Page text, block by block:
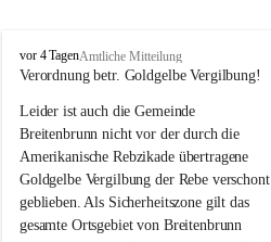
B
r
i
t
e
n
b
r
u
vor 4 TagenAmtliche Mitteilung
Verordnung betr. Goldgelbe Vergilbung!
Leider ist auch die Gemeinde
Breitenbrunn nicht vor der durch die
Amerikanische Rebzikade übertragene
Goldgelbe Vergilbung der Rebe verschont
geblieben. Als Sicherheitszone gilt das
gesamte Ortsgebiet von Breitenbrunn